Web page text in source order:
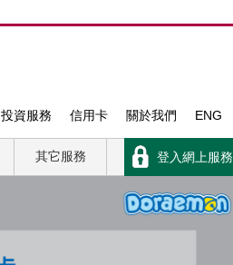
投資服務 信用卡 關於我們 ENG
其它服務 登入網上服務